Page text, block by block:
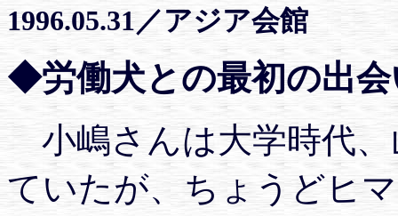
1996.05.31／アジア会館
◆労働犬との最初の出会
小嶋さんは大学時代、
ていたが、ちょうどヒ